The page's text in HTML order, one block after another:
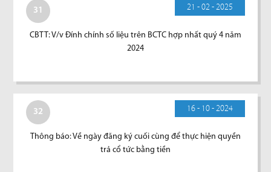
31 21 - 02 - 2025
CBTT: V/v Đính chính số liệu trên BCTC hợp nhất quý 4 năm
2024
32 16 - 10 - 2024
Thông báo: Về ngày đăng ký cuối cùng để thực hiện quyền
trả cổ tức bằng tiền